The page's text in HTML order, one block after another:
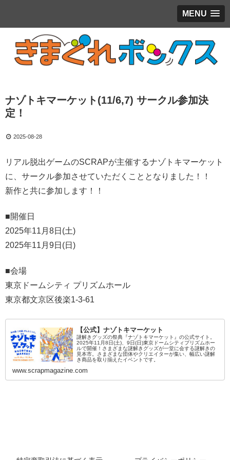
MENU
ナゾトキマーケット(11/6,7) サークル参加決
定！
2025-08-28
リアル脱出ゲームのSCRAPが主催するナゾトキマーケット
に、サークル参加させていただくこととなりました！！
新作と共に参加します！！
■開催日
2025年11月8日(土)
2025年11月9日(日)
■会場
東京ドームシティ プリズムホール
東京都文京区後楽1-3-61
【公式】ナゾトキマーケット
謎解きグッズの祭典『ナゾトキマーケット』の公式サイト。
2025年11月8日(土)、9日(日)東京ドームシティプリズムホー
ルで開催！さまざまな謎解きグッズが一堂に会する謎解きの
見本市。さまざまな団体やクリエイターが集い、幅広い謎解
き商品を取り揃えたイベントです。
www.scrapmagazine.com